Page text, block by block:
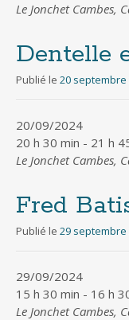
Le Jonchet Cambes,
Dentelle
Publié le 20 septembre
20/09/2024
20 h 30 min - 21 h
Le Jonchet Cambes,
Fred
Publié le 29 septembre
29/09/2024
15 h 30 min - 16 h
Le Jonchet Cambes,